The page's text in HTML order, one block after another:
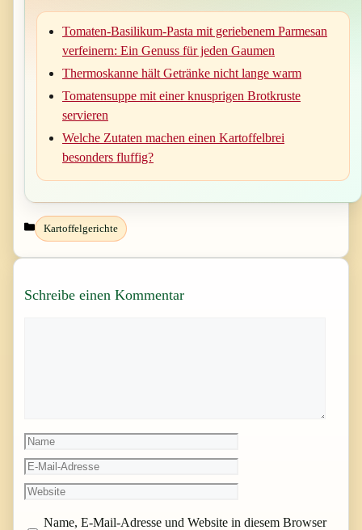
Tomaten-Basilikum-Pasta mit geriebenem Parmesan
verfeinern: Ein Genuss für jeden Gaumen
Thermoskanne hält Getränke nicht lange warm
Tomatensuppe mit einer knusprigen Brotkruste
servieren
Welche Zutaten machen einen Kartoffelbrei
besonders fluffig?
Kategorien
Kartoffelgerichte
Schreibe einen Kommentar
Name
E-
Mail-
Website
Name, E-Mail-Adresse und Website in diesem Browser